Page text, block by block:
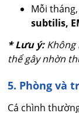
Mỗi
subtilis,
* Lưu ý:Không
thể gây nhờn
5. Phòng và
Cá chình